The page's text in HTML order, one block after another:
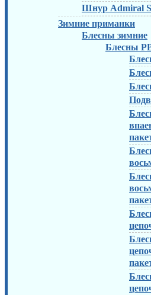
Шнур Admiral
Зимние приманки
Блесны зимние
Блесны